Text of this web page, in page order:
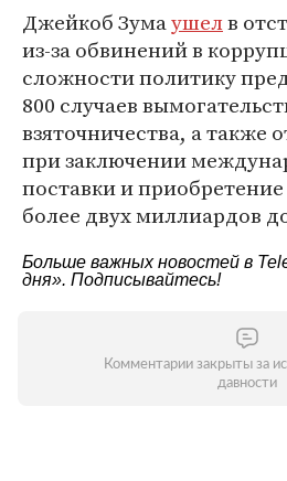
Джейкоб Зумаушелв
из-за обвинений в
сложности политику
800 случаев
взяточничества, а также
при заключении
поставки и
более двух миллиардов
Больше важных новостей в
дня». Подписывайтесь!
Комментарии закрыты за
давности